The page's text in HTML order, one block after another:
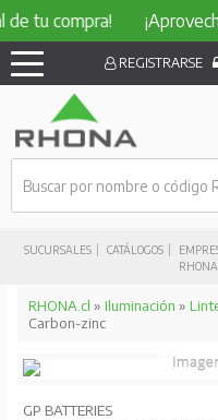
¡Aprovecha un
SUCURSALES CATÁLOGOS
RHONA
REGISTRARSE
RHONA.cl » Iluminación »
Carbon-zinc
GP BATTERIES